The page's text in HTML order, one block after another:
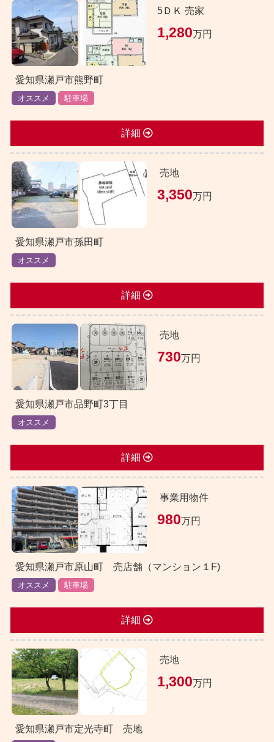
5ＤＫ 売家
1,280万円
愛知県瀬戸市熊野町
オススメ 駐車場
詳細
売地
3,350万円
愛知県瀬戸市孫田町
オススメ
詳細
売地
730万円
愛知県瀬戸市品野町3丁目
オススメ
詳細
事業用物件
980万円
愛知県瀬戸市原山町 売店舗（マンション１F)
オススメ 駐車場
詳細
売地
1,300万円
愛知県瀬戸市定光寺町 売地